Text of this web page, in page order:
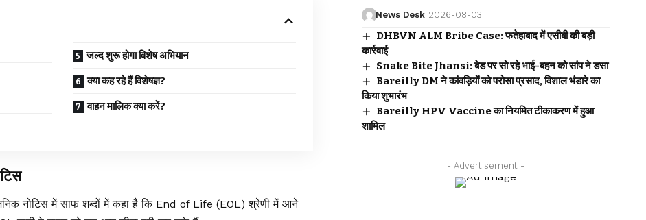
जल्द शुरू होगा विशेष अभियान
क्या कह रहे हैं विशेषज्ञ?
वाहन मालिक क्या करें?
नोटिस में साफ शब्दों में कहा है कि End of Life (EOL) श्रेणी में आने
News Desk 2026-08-03
DHBVN ALM Bribe Case: फतेहाबाद में एसीबी की बड़ी
कार्रवाई
Snake Bite Jhansi: बेड पर सो रहे भाई-बहन को सांप ने डसा
Bareilly DM ने कांवड़ियों को परोसा प्रसाद, विशाल भंडारे का
किया शुभारंभ
Bareilly HPV Vaccine का नियमित टीकाकरण में हुआ
शामिल
- Advertisement -